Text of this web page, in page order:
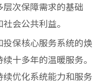
次保障需求的基础
会公共利益。
保核心服务系统的焕
十多年的温暖服务。
优化系统能力和服务